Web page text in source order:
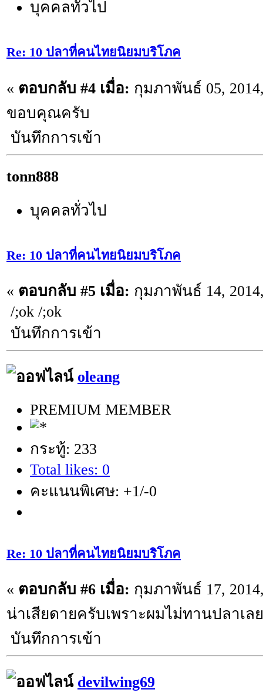
บุคคลทั่วไป
Re: 10 ปลาที่คนไทยนิยมบริโภค
« ตอบกลับ #4 เมื่อ: กุมภาพันธ์ 05,
ขอบคุณครับ
บันทึกการเข้า
tonn888
บุคคลทั่วไป
Re: 10 ปลาที่คนไทยนิยมบริโภค
« ตอบกลับ #5 เมื่อ: กุมภาพันธ์ 14,
/;ok /;ok
บันทึกการเข้า
oleang
PREMIUM MEMBER
กระทู้: 233
Total likes: 0
คะแนนพิเศษ: +1/-0
Re: 10 ปลาที่คนไทยนิยมบริโภค
« ตอบกลับ #6 เมื่อ: กุมภาพันธ์ 17,
น่าเสียดายครับเพราะผมไม่ทานปลาเล
บันทึกการเข้า
devilwing69